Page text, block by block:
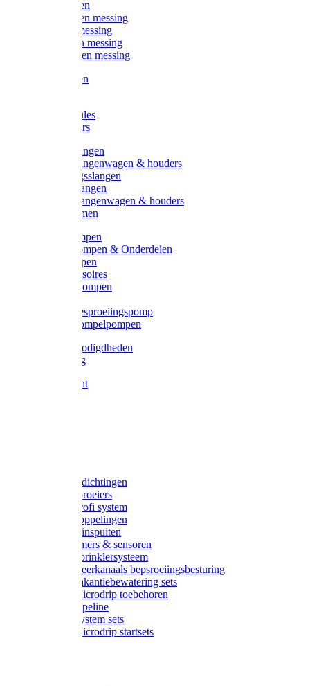
Kogelkranen
Koppelingen messing
Sproeiers messing
Tuinspuiten messing
Slangstukken messing
Handspuiten
Kunststoftules
Regenmeters
Overige slangen
Overige slangenwagen & houders
Beregeningsslangen
Gardena slangen
Gardena slangenwagen & houders
Slangklemmen
Leader pompen
Zwengelpompen & Onderdelen
Ebara pompen
Pompaccessoires
Excellent pompen
Gardena besproeiingspomp
Gardena dompelpompen
Tyleen benodigdheden
Tyleenslang
Lange bocht
Gardena afdichtingen
Gardena sproeiers
Gardena Profi system
Gardena koppelingen
Gardena tuinspuiten
Gardena timers & sensoren
Gardena Sprinklersysteem
Gardena meerkanaals bepsroeiingsbesturing
Gardena vakantiebewatering sets
Gardena Microdrip toebehoren
Gardena Pipeline
Gardena System sets
Gardena Microdrip startsets